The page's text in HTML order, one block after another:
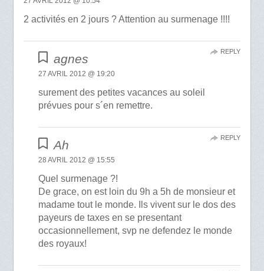
2 activités en 2 jours ? Attention au surmenage !!!!
agnes
27 AVRIL 2012 @ 19:20
surement des petites vacances au soleil
prévues pour s´en remettre.
REPLY
Ah
28 AVRIL 2012 @ 15:55
Quel surmenage ?!
De grace, on est loin du 9h a 5h de monsieur et
madame tout le monde. Ils vivent sur le dos des
payeurs de taxes en se presentant
occasionnellement, svp ne defendez le monde
des royaux!
REPLY